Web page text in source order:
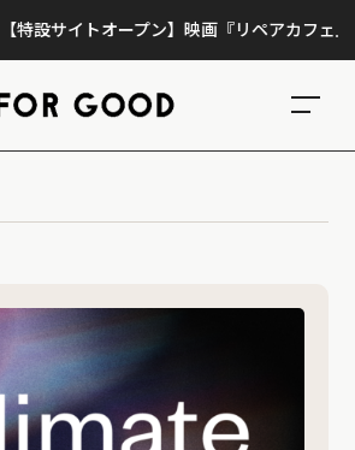
サイトオープン】映画『リペアカフェ』、上